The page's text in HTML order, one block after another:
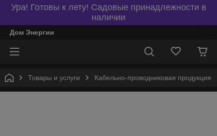
Ура! Готовы к лету! Садовые принадлежности в
наличии
Дом Энергии
Товары и услуги Кабельно-проводниковая продукция